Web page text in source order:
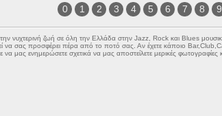
0
1 2 3 4 5 6 7 8 9
νυχτερινή ζωή σε όλη την Ελλάδα στην Jazz Rock και Blues
να σας προσφέρει πέρα από το ποτό σας. Αν έχετε κάποιο
μας ενημερώσετε σχετικά να μας αποστείλετε μερικές